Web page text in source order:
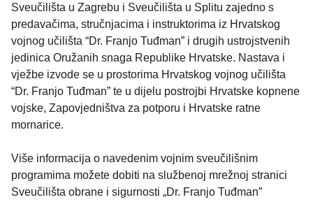
Sveučilišta u Zagrebu i Sveučilišta u Splitu zajedno s
predavačima, stručnjacima i instruktorima iz Hrvatskog
vojnog učilišta “Dr. Franjo Tuđman” i drugih ustrojstvenih
jedinica Oružanih snaga Republike Hrvatske. Nastava i
vježbe izvode se u prostorima Hrvatskog vojnog učilišta
“Dr. Franjo Tuđman” te u dijelu postrojbi Hrvatske kopnene
vojske, Zapovjedništva za potporu i Hrvatske ratne
mornarice.
Više informacija o navedenim vojnim sveučilišnim
programima možete dobiti na službenoj mrežnoj stranici
Sveučilišta obrane i sigurnosti „Dr. Franjo Tuđman”